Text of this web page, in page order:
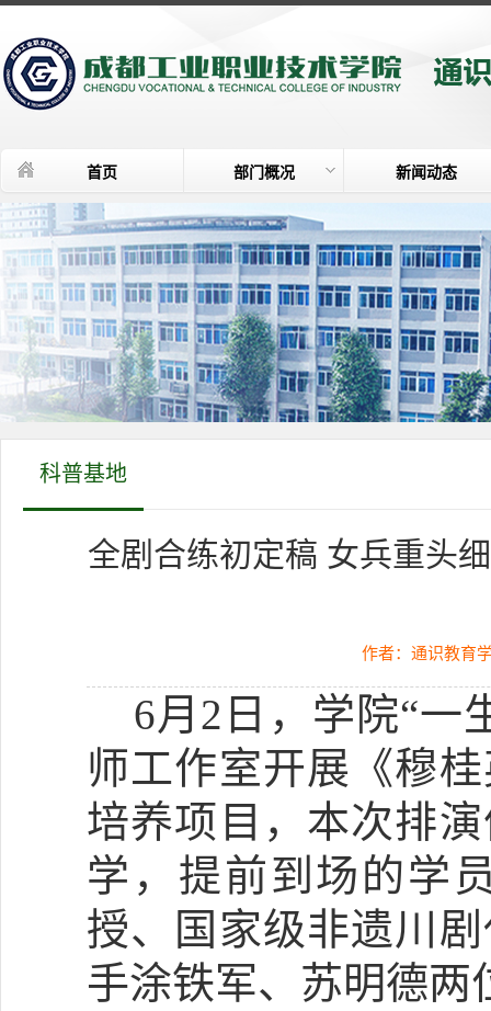
首页 部门概况 新闻动态
科普基地
全剧合练初定稿 女兵重头
作者：通识教育
6月2日，学院“一
师工作室开展《穆
培养项目，本次排
学，提前到场的学
授、国家级非遗川
手涂铁军、苏明德两